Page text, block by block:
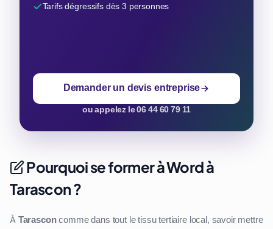
Tarifs dégressifs dès 3 personnes
Demander un devis entreprise
ou appelez le 06 44 60 79 11
Pourquoi se former à Word à
Tarascon ?
À Tarasconcomme dans tout le tissu tertiaire local, savoir mettre